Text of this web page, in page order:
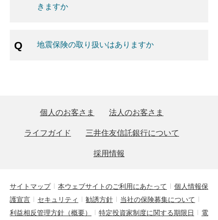
きますか
地震保険の取り扱いはありますか
個人のお客さま
法人のお客さま
ライフガイド
三井住友信託銀行について
採用情報
サイトマップ 本ウェブサイトのご利用にあたって
個人情報保
護宣言
セキュリティ 勧誘方針
当社の保険募集について
利益相反管理方針（概要）
特定投資家制度に関する期限日
電